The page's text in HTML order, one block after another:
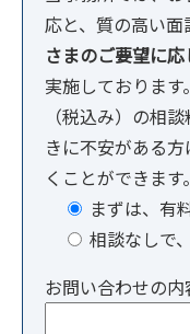
応と、質の高い面
さまのご要望に応
実施しておりま
（税込み）の相
きに不安がある
くことができます。
まずは、有
相談なしで
お問い合わせの内